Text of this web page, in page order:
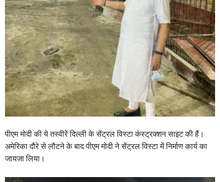
पीएम मोदी की ये तस्वीरें दिल्ली के सेंट्रल विस्टा कंस्ट्रक्शन साइट की हैं।
अमेरिका दौरे से लौटने के बाद पीएम मोदी ने सेंट्रल विस्टा में निर्माण कार्य का
जायजा लिया।